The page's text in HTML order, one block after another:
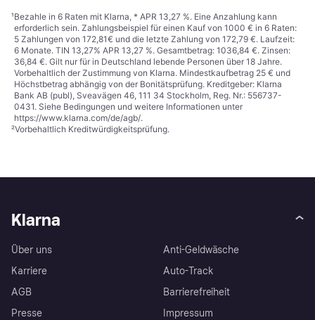
¹Bezahle in 6 Raten mit Klarna, * APR 13,27 %. Eine Anzahlung kann
erforderlich sein. Zahlungsbeispiel für einen Kauf von 1000 € in 6 Raten:
5 Zahlungen von 172,81€ und die letzte Zahlung von 172,79 €. Laufzeit:
6 Monate. TIN 13,27% APR 13,27 %. Gesamtbetrag: 1036,84 €. Zinsen:
36,84 €. Gilt nur für in Deutschland lebende Personen über 18 Jahre.
Vorbehaltlich der Zustimmung von Klarna. Mindestkaufbetrag 25 € und
Höchstbetrag abhängig von der Bonitätsprüfung. Kreditgeber: Klarna
Bank AB (publ), Sveavägen 46, 111 34 Stockholm, Reg. Nr.: 556737-
0431. Siehe Bedingungen und weitere Informationen unter
https://www.klarna.com/de/agb/.
²Vorbehaltlich Kreditwürdigkeitsprüfung.
Klarna
Über uns
Karriere
AGB
Presse
Anti-Geldwäsche
Auto-Track
Barrierefreiheit
Impressum